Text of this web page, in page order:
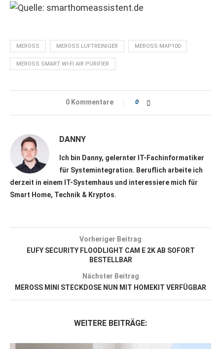
MEROSS MEROSS LUFTREINIGER MEROSS MAP100
MEROSS SMART WI-FI AIR PURIFIER
0 Kommentare 0
DANNY
Ich bin Danny, gelernter IT-Fachinformatiker
für Systemintegration. Beruflich arbeite ich
derzeit in einem IT-Systemhaus und interessiere mich für
Smart Home, Technik & Kryptos.
Vorheriger Beitrag
EUFY SECURITY FLOODLIGHT CAM E 2K AB SOFORT
BESTELLBAR
Nächster Beitrag
MEROSS MINI STECKDOSE NUN MIT HOMEKIT VERFÜGBAR
WEITERE BEITRÄGE: